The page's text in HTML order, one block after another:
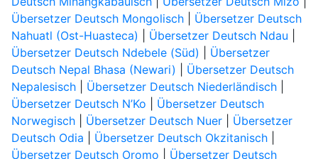
Übersetzer Deutsch Mongolisch| Übersetzer Deutsch
Nahuatl (Ost-Huasteca)
Übersetzer Deutsch Ndau
Übersetzer Deutsch Ndebele (Süd)
Übersetzer
Deutsch Nepal Bhasa (Newari)
Übersetzer Deutsch
Nepalesisch| Übersetzer Deutsch Niederländisch|
Übersetzer Deutsch N’Ko
Übersetzer Deutsch
Norwegisch| Übersetzer Deutsch Nuer| Übersetzer
Deutsch Odia
Übersetzer Deutsch Okzitanisch|
Übersetzer Deutsch Oromo
Übersetzer Deutsch